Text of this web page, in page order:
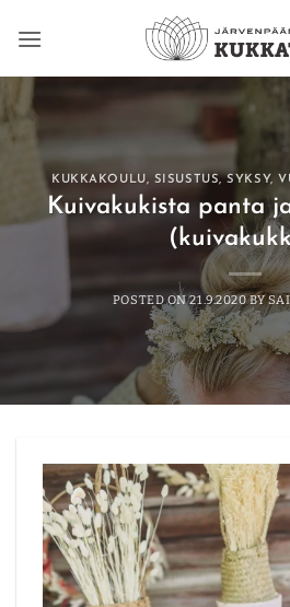
KUKKAKOULU, SISUSTUS,SYKSY,
Kuivakukista panta
POSTED ON21.9.2020BY